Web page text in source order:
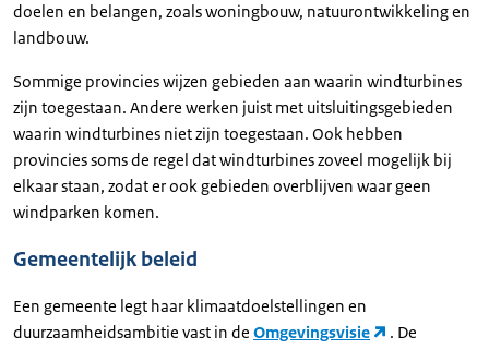
doelen en belangen, zoals woningbouw, natuurontwikkeling en
landbouw.
Sommige provincies wijzen gebieden aan waarin windturbines
zijn toegestaan. Andere werken juist met uitsluitingsgebieden
waarin windturbines niet zijn toegestaan. Ook hebben
provincies soms de regel dat windturbines zoveel mogelijk bij
elkaar staan, zodat er ook gebieden overblijven waar geen
windparken komen.
Gemeentelijk beleid
Een gemeente legt haar klimaatdoelstellingen en
duurzaamheidsambitie vast in de Omgevingsvisie
. De